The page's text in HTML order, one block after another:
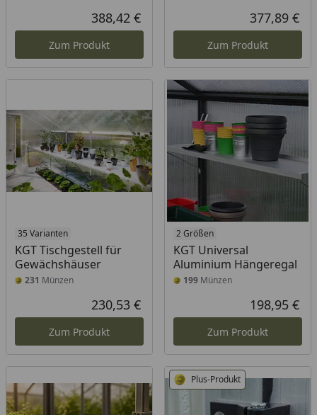
Aktueller Preis
388,42 €
Zum Produkt
377,89 €
Zum Produkt
35 Varianten
KGT Tischgestell für
Gewächshäuser
231 Münzen
Aktueller Preis
230,53 €
Zum Produkt
2 Größen
KGT Universal
Aluminium Hängeregal
199Münzen
198,95 €
Zum Produkt
Plus-Produkt